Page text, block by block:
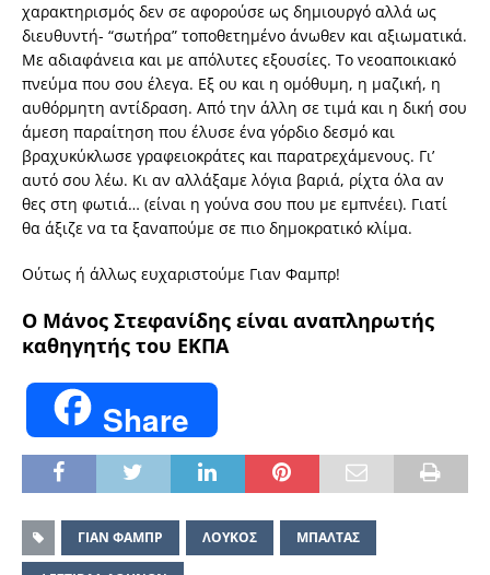
χαρακτηρισμός δεν σε αφορούσε ως δημιουργό αλλά ως
διευθυντή- “σωτήρα” τοποθετημένο άνωθεν και αξιωματικά.
Με αδιαφάνεια και με απόλυτες εξουσίες. Το νεοαποικιακό
πνεύμα που σου έλεγα. Εξ ου και η ομόθυμη, η μαζική, η
αυθόρμητη αντίδραση. Από την άλλη σε τιμά και η δική σου
άμεση παραίτηση που έλυσε ένα γόρδιο δεσμό και
βραχυκύκλωσε γραφειοκράτες και παρατρεχάμενους. Γι’
αυτό σου λέω. Κι αν αλλάξαμε λόγια βαριά, ρίχτα όλα αν
θες στη φωτιά… (είναι η γούνα σου που με εμπνέει). Γιατί
θα άξιζε να τα ξαναπούμε σε πιο δημοκρατικό κλίμα.
Ούτως ή άλλως ευχαριστούμε Γιαν Φαμπρ!
Ο Μάνος Στεφανίδης είναι αναπληρωτής
καθηγητής του ΕΚΠΑ
Share
ΓΙΑΝ ΦΑΜΠΡ ΛΟΥΚΟΣ ΜΠΑΛΤΑΣ